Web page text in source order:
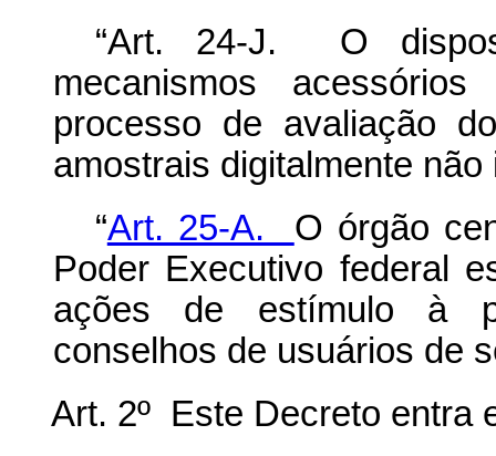
“Art. 24-J. O
mecanismos
processo de avaliação
amostrais digitalmente não
“Art. 25-A. O órgão
Poder Executivo federal
ações de estímulo à
conselhos de usuários de
Art. 2º Este Decreto entra